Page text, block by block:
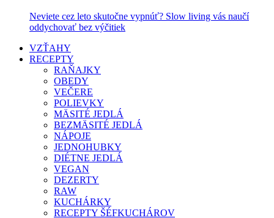
Neviete cez leto skutočne vypnúť? Slow living vás naučí
oddychovať bez výčitiek
VZŤAHY
RECEPTY
RAŇAJKY
OBEDY
VEČERE
POLIEVKY
MÄSITÉ JEDLÁ
BEZMÄSITÉ JEDLÁ
NÁPOJE
JEDNOHUBKY
DIÉTNE JEDLÁ
VEGAN
DEZERTY
RAW
KUCHÁRKY
RECEPTY ŠÉFKUCHÁROV